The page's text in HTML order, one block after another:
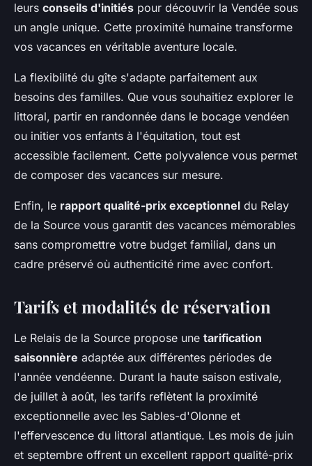
leurs conseils d'initiés pour découvrir la Vendée sous
un angle unique. Cette proximité humaine transforme
vos vacances en véritable aventure locale.
La flexibilité du gîte s'adapte parfaitement aux
besoins des familles. Que vous souhaitiez explorer le
littoral, partir en randonnée dans le bocage vendéen
ou initier vos enfants à l'équitation, tout est
accessible facilement. Cette polyvalence vous permet
de composer des vacances sur mesure.
Enfin, le rapport qualité-prix exceptionnel du Relay
de la Source vous garantit des vacances mémorables
sans compromettre votre budget familial, dans un
cadre préservé où authenticité rime avec confort.
Tarifs et modalités de réservation
Le Relais de la Source propose une tarification
saisonnière adaptée aux différentes périodes de
l'année vendéenne. Durant la haute saison estivale,
de juillet à août, les tarifs reflètent la proximité
exceptionnelle avec les Sables-d'Olonne et
l'effervescence du littoral atlantique. Les mois de juin
et septembre offrent un excellent rapport qualité-prix